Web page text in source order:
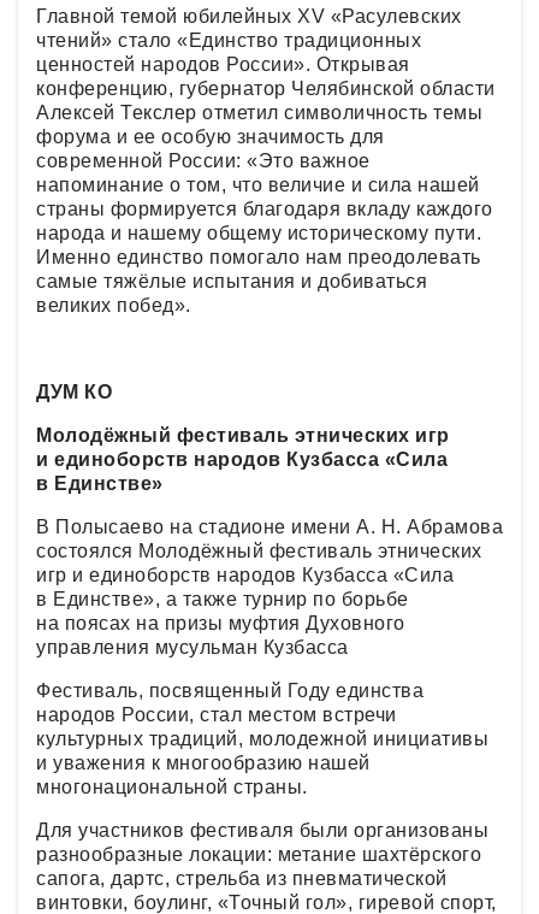
Главной темой юбилейных XV «Расулевских
чтений» стало «Единство традиционных
ценностей народов России». Открывая
конференцию, губернатор Челябинской области
Алексей Текслер отметил символичность темы
форума и ее особую значимость для
современной России: «Это важное
напоминание о том, что величие и сила нашей
страны формируется благодаря вкладу каждого
народа и нашему общему историческому пути.
Именно единство помогало нам преодолевать
самые тяжёлые испытания и добиваться
великих побед».
ДУМ КО
Молодёжный фестиваль этнических игр
и единоборств народов Кузбасса «Сила
в Единстве»
В Полысаево на стадионе имени А. Н. Абрамова
состоялся Молодёжный фестиваль этнических
игр и единоборств народов Кузбасса «Сила
в Единстве», а также турнир по борьбе
на поясах на призы муфтия Духовного
управления мусульман Кузбасса
Фестиваль, посвященный Году единства
народов России, стал местом встречи
культурных традиций, молодежной инициативы
и уважения к многообразию нашей
многонациональной страны.
Для участников фестиваля были организованы
разнообразные локации: метание шахтёрского
сапога, дартс, стрельба из пневматической
винтовки, боулинг, «Точный гол», гиревой спорт,